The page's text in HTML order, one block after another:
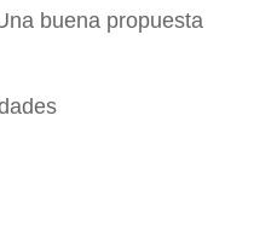
buena propuesta